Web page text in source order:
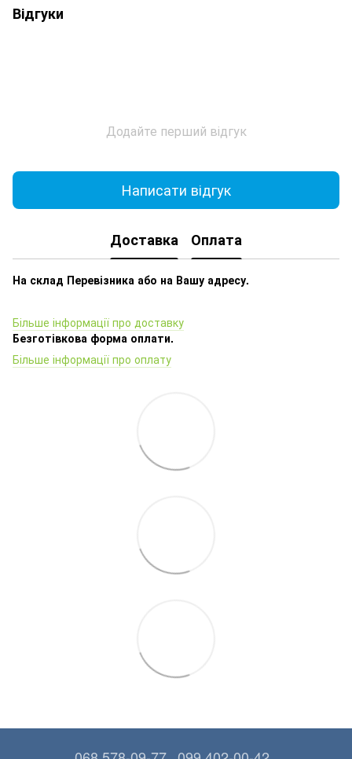
Відгуки
Додайте перший відгук
Написати відгук
Доставка Оплата
На склад Перевізника або на Вашу адресу.
Більше інформації про доставку
Безготівкова форма оплати.
Більше інформації про оплату